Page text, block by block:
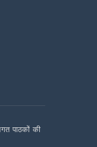
पाठकों की